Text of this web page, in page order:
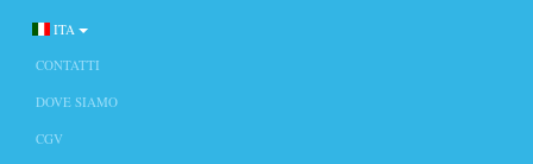
ITA
CONTATTI
DOVE SIAMO
CGV